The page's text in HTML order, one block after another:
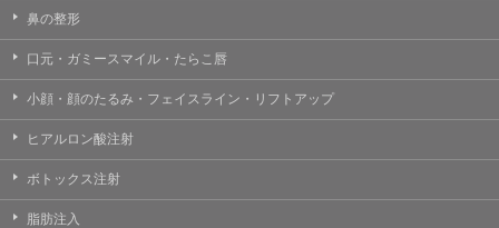
鼻の整形
口元・ガミースマイル・たらこ唇
小顔・顔のたるみ・フェイスライン・リフトアップ
ヒアルロン酸注射
ボトックス注射
脂肪注入